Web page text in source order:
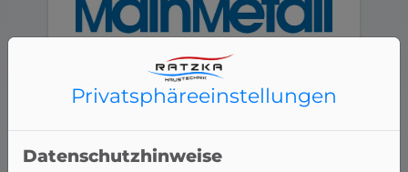
Mainmetall
Privatsphäre­einstellungen
Datenschutzhinweise